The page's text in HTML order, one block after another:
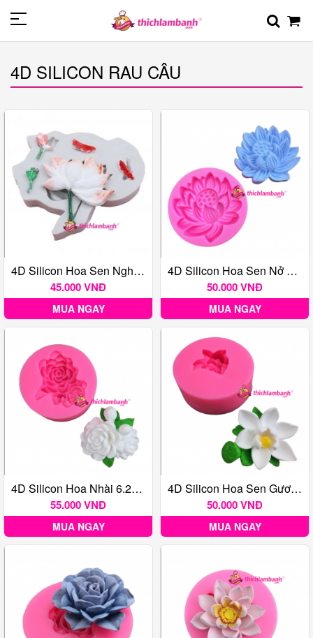
4D SILICON RAU CÂU
4D Silicon Hoa Sen Nghiêng H8456
45.000 VNĐ
MUA NGAY
4D Silicon Hoa Sen Nở Cạn 9cm H8406
50.000 VNĐ
MUA NGAY
4D Silicon Hoa Nhài 6.2cm H8545
55.000 VNĐ
MUA NGAY
4D Silicon Hoa Sen Gương Sen H8553
50.000 VNĐ
MUA NGAY